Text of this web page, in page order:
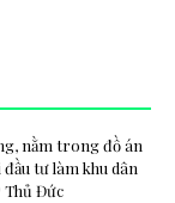
nằm trong đồ án
tư làm khu dân
Thủ Đức